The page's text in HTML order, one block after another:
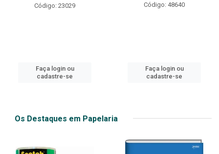
Código: 23029
Faça login ou
cadastre-se
Código: 48640
Faça login ou
cadastre-se
Os Destaques em Papelaria